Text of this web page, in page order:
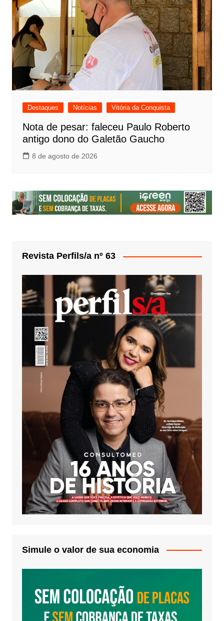
Destaques Notícias Vitória da Conquista
Nota de pesar: faleceu Paulo Roberto
antigo dono do Galetão Gaucho
8 de agosto de 2026
Revista Perfils/a nº 63
Simule o valor de sua economia